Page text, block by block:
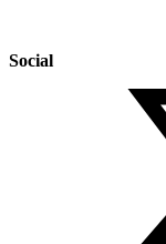
Social